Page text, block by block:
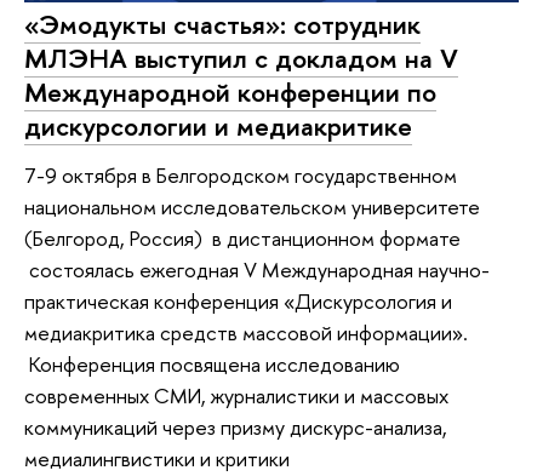
«Эмодукты счастья»: сотрудник
МЛЭНА выступил с докладом на V
Международной конференции по
дискурсологии и медиакритике
7-9 октября в Белгородском государственном
национальном исследовательском университете
(Белгород, Россия) в дистанционном формате
состоялась ежегодная V Международная научно-
практическая конференция «Дискурсология и
медиакритика средств массовой информации».
Конференция посвящена исследованию
современных СМИ, журналистики и массовых
коммуникаций через призму дискурс-анализа,
медиалингвистики и критики